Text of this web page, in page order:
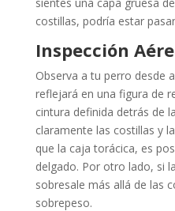
costillas, podría estar
Inspección
Observa a tu perro desde
reflejará en una figura de
cintura definida detrás de
claramente las costillas y
que la caja torácica, es
delgado. Por otro lado, si
sobresale más allá de las
sobrepeso.